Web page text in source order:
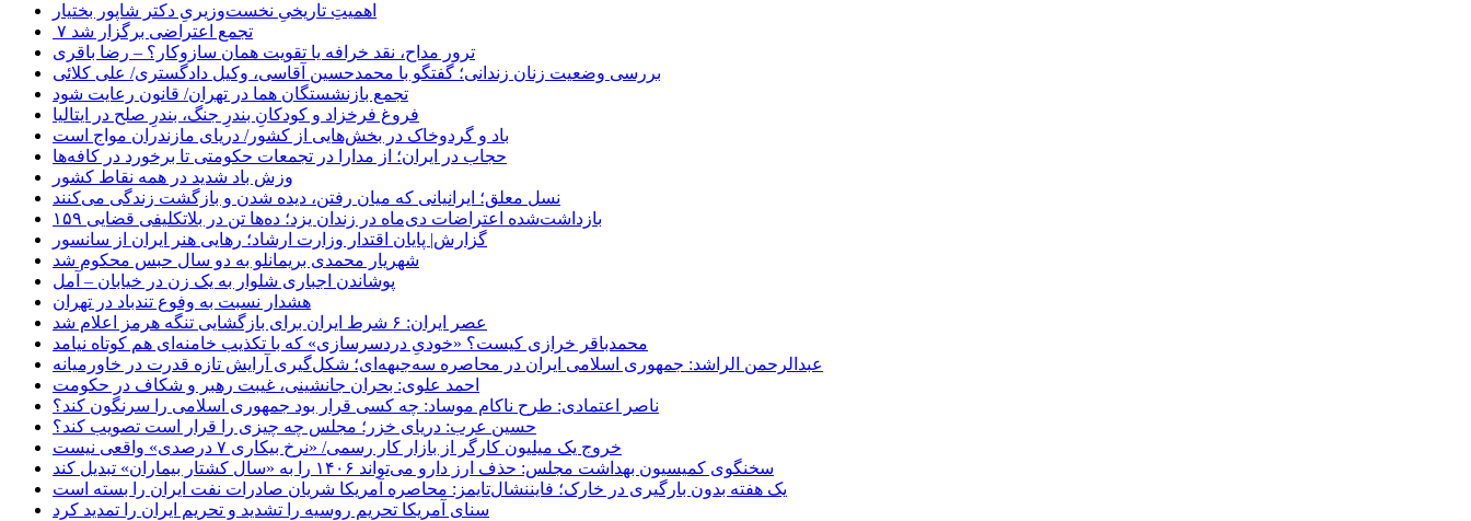
اهمیتِ تاریخیِ نخست‌وزیریِ دکتر شاپور بختیار
۷ تجمع اعتراضی برگزار شد
ترور مداح، نقد خرافه یا تقویت همان سازوکار؟ – رضا باقری
بررسی وضعیت زنان زندانی؛ گفتگو با محمدحسین آقاسی، وکیل دادگستری/ علی کلائی
تجمع بازنشستگان هما در تهران/ قانون رعایت شود
فروغ فرخزاد و کودکانِ بندرِ جنگ، بندرِ صلح در ایتالیا
باد و گردوخاک در بخش‌هایی از کشور/ دریای مازندران مواج است
حجاب در ایران؛ از مدارا در تجمعات حکومتی تا برخورد در کافه‌ها
وزش باد شدید در همه نقاط کشور
نسل معلق؛ ایرانیانی که میان رفتن، دیده شدن و بازگشت زندگی می‌کنند
۱۵۹ بازداشت‌شده اعتراضات دی‌ماه در زندان یزد؛ ده‌ها تن در بلاتکلیفی قضایی
گزارش| پایان اقتدار وزارت ارشاد؛ رهایی هنر ایران از سانسور
شهریار محمدی بریمانلو به دو سال حبس محکوم شد
پوشاندن اجباری شلوار به یک زن در خیابان – آمل
هشدار نسبت به وفوع تندباد در تهران
عصر ایران: ۶ شرط ایران برای بازگشایی تنگه هرمز اعلام شد
محمدباقر خرازی کیست؟ «خودیِ دردسرسازی» که با تکذیب خامنه‌ای هم کوتاه نیامد
عبدالرحمن الراشد: جمهوری اسلامی ایران در محاصره سه‌جبهه‌ای؛ شکل‌گیری آرایش تازه قدرت در خاورمیانه
احمد علوی: بحران جانشینی، غیبت رهبر و شکاف در حکومت
ناصر اعتمادی: طرح ناکام موساد: چه کسی قرار بود جمهوری اسلامی را سرنگون کند؟
حسین عرب: دریای خزر؛ مجلس چه چیزی را قرار است تصویب کند؟
خروج یک میلیون کارگر از بازار کار رسمی/ «نرخ بیکاری ۷ درصدی» واقعی نیست
سخنگوی کمیسیون بهداشت مجلس: حذف ارز دارو می‌تواند ۱۴۰۶ را به «سال کشتار بیماران» تبدیل کند
یک هفته بدون بارگیری در خارک؛ فایننشال‌تایمز: محاصره آمریکا شریان صادرات نفت ایران را بسته است
سنای آمریکا تحریم روسیه را تشدید و تحریم ایران را تمدید کرد